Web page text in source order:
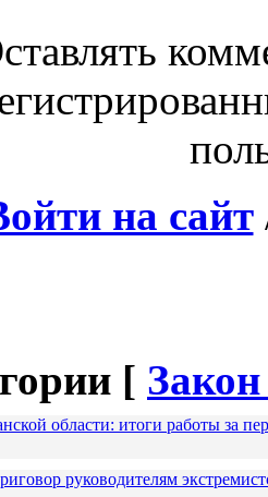
на сайт
[
области: итоги работы за
руководителям